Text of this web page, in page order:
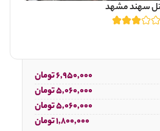
سهند مشهد
6,950,000 تومان
5,060,000 تومان
5,060,000 تومان
1,800,000 تومان